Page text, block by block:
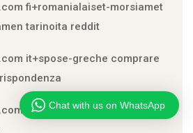
fi+romanialaiset-morsiamet
tarinoita reddit
it+spose-greche comprare
it+spose-indiane puoi
Chat with us on WhatsApp